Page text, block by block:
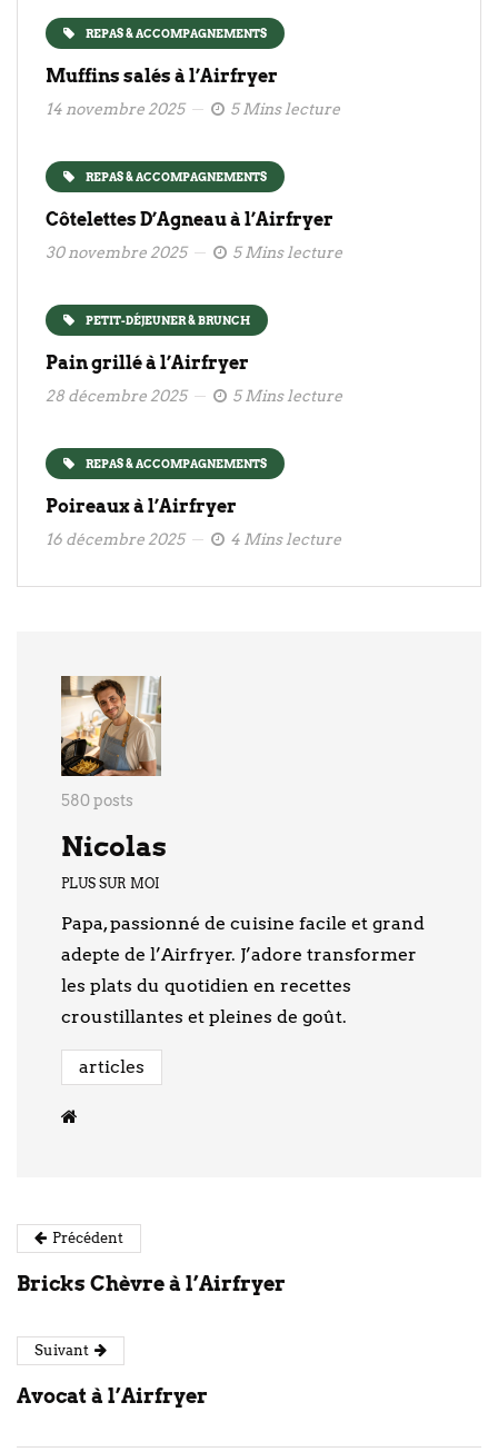
REPAS & ACCOMPAGNEMENTS
Muffins salés à l’Airfryer
14 novembre 2025 5 Mins lecture
REPAS & ACCOMPAGNEMENTS
Côtelettes D’Agneau à l’Airfryer
30 novembre 2025 5 Mins lecture
PETIT-DÉJEUNER & BRUNCH
Pain grillé à l’Airfryer
28 décembre 2025 5 Mins lecture
REPAS & ACCOMPAGNEMENTS
Poireaux à l’Airfryer
16 décembre 2025 4 Mins lecture
580 posts
Nicolas
PLUS SUR MOI
Papa, passionné de cuisine facile et grand
adepte de l’Airfryer. J’adore transformer
les plats du quotidien en recettes
croustillantes et pleines de goût.
articles
Précédent
Bricks Chèvre à l’Airfryer
Suivant
Avocat à l’Airfryer